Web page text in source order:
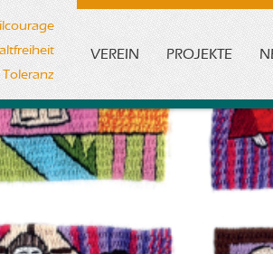
VEREIN PROJEKTE
Toleranz